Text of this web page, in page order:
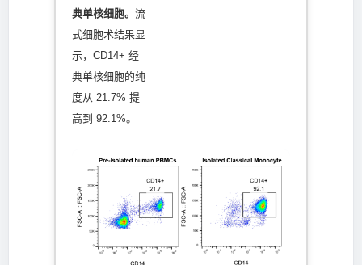
典单核细胞。 流
式细胞术结果显
示，CD14+ 经
典单核细胞的纯
度从 21.7% 提
高到 92.1%。